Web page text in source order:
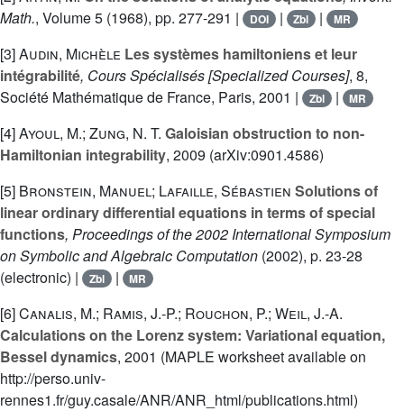
Math., Volume 5 (1968), pp. 277-291 | DOI | Zbl | MR
[3]Audin, Michèle Les systèmes hamiltoniens et leur
intégrabilité, Cours Spécialisés [Specialized Courses], 8,
Société Mathématique de France, Paris, 2001 |
Zbl | MR
[4]Ayoul, M.; Zung, N. T. Galoisian obstruction to non-
Hamiltonian integrability, 2009 (arXiv:0901.4586)
[5] Bronstein, Manuel; Lafaille, Sébastien Solutions of
linear ordinary differential equations in terms of special
functions, Proceedings of the 2002 International Symposium
on Symbolic and Algebraic Computation (2002), p. 23-28
(electronic) |
Zbl | MR
[6]Canalis, M.; Ramis, J.-P.; Rouchon, P.; Weil, J.-A.
Calculations on the Lorenz system: Variational equation,
Bessel dynamics, 2001 (MAPLE worksheet available on
http://perso.univ-
rennes1.fr/guy.casale/ANR/ANR_html/publications.html)